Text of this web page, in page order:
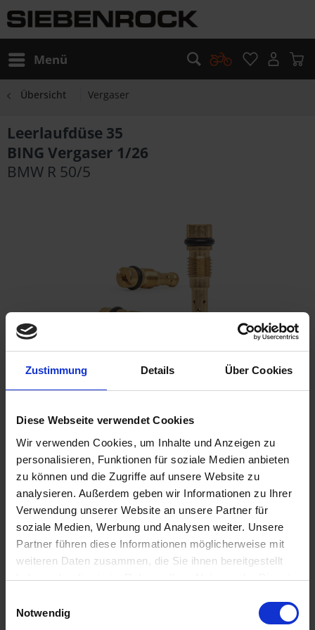
Zustimmung Details Über Cookies
Diese Webseite verwendet Cookies
Wir verwenden Cookies, um Inhalte und Anzeigen zu
personalisieren, Funktionen für soziale Medien anbieten
zu können und die Zugriffe auf unsere Website zu
analysieren. Außerdem geben wir Informationen zu Ihrer
Verwendung unserer Website an unsere Partner für
soziale Medien, Werbung und Analysen weiter. Unsere
Partner führen diese Informationen möglicherweise mit
weiteren Daten zusammen, die Sie ihnen bereitgestellt
haben oder die sie im Rahmen Ihrer Nutzung der Dienste
Cookies, wenn Sie unsere Webseite weiterhin nutzen.
Notwendig
Menü
Übersicht Vergaser
Leerlaufdüse 35
BING Vergaser 1/26
BMW R 50/5
Ich habe dieDatenschutzbestimmungenzur Kenntnis
genommen.
24,95 €
inkl. ges. USt.,zzgl. Versandkosten
Merken Bewerten